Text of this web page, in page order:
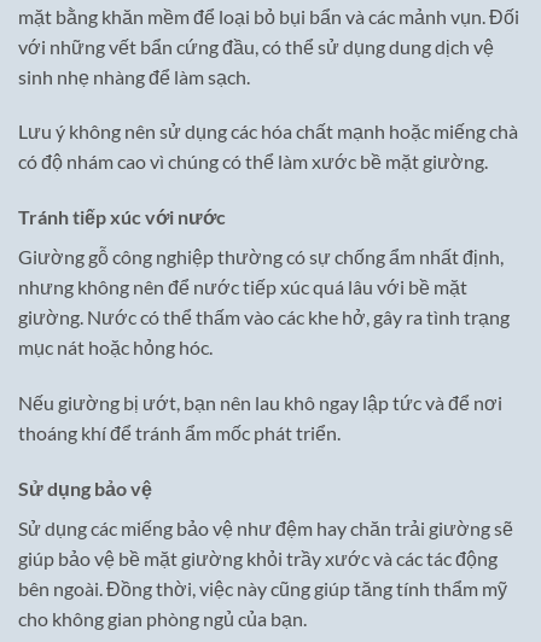
mặt bằng khăn mềm để loại bỏ bụi bẩn và các mảnh vụn. Đối
với những vết bẩn cứng đầu, có thể sử dụng dung dịch vệ
sinh nhẹ nhàng để làm sạch.
Lưu ý không nên sử dụng các hóa chất mạnh hoặc miếng chà
có độ nhám cao vì chúng có thể làm xước bề mặt giường.
Tránh tiếp xúc với nước
Giường gỗ công nghiệp thường có sự chống ẩm nhất định,
nhưng không nên để nước tiếp xúc quá lâu với bề mặt
giường. Nước có thể thấm vào các khe hở, gây ra tình trạng
mục nát hoặc hỏng hóc.
Nếu giường bị ướt, bạn nên lau khô ngay lập tức và để nơi
thoáng khí để tránh ẩm mốc phát triển.
Sử dụng bảo vệ
Sử dụng các miếng bảo vệ như đệm hay chăn trải giường sẽ
giúp bảo vệ bề mặt giường khỏi trầy xước và các tác động
bên ngoài. Đồng thời, việc này cũng giúp tăng tính thẩm mỹ
cho không gian phòng ngủ của bạn.